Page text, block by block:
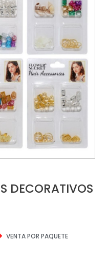
DECORATIVOS
VENTA POR PAQUETE